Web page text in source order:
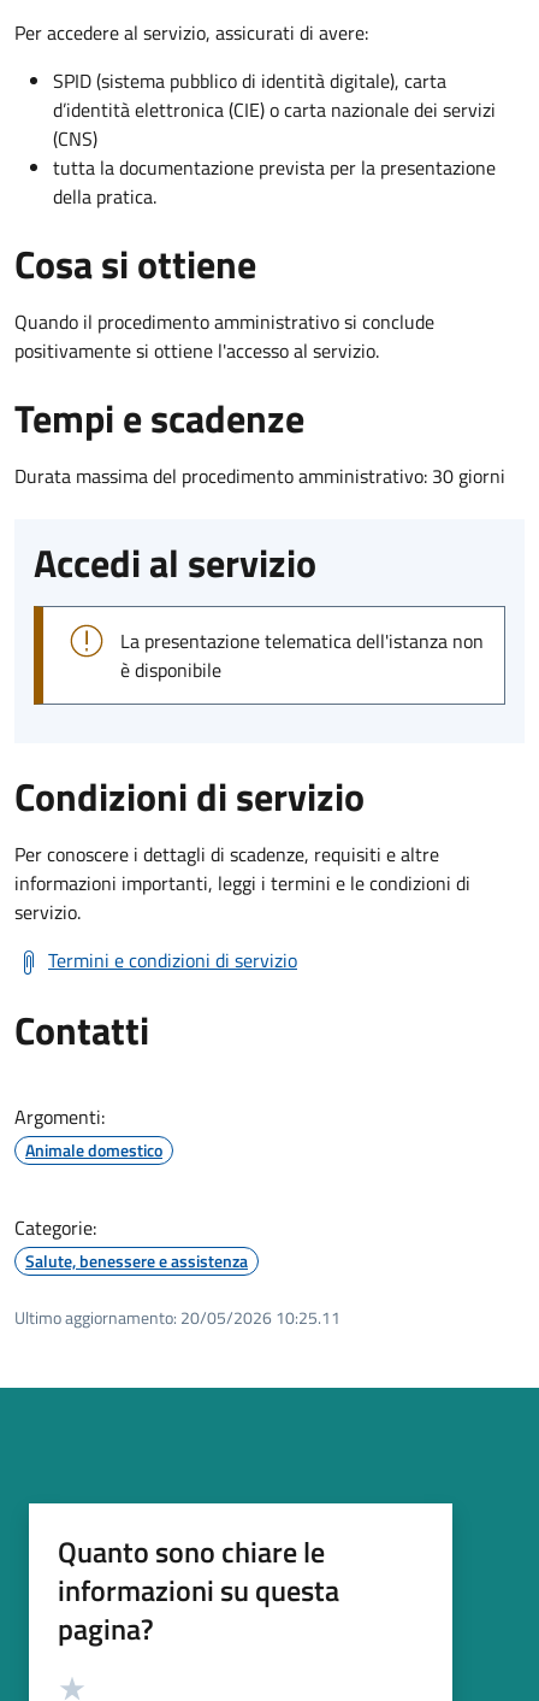
Per accedere al servizio, assicurati di avere:
SPID (sistema pubblico di identità digitale), carta
d’identità elettronica (CIE) o carta nazionale dei servizi
(CNS)
tutta la documentazione prevista per la presentazione
della pratica.
Cosa si ottiene
Quando il procedimento amministrativo si conclude
positivamente si ottiene l'accesso al servizio.
Tempi e scadenze
Durata massima del procedimento amministrativo: 30 giorni
Accedi al servizio
La presentazione telematica dell'istanza non
è disponibile
Condizioni di servizio
Per conoscere i dettagli di scadenze, requisiti e altre
informazioni importanti, leggi i termini e le condizioni di
servizio.
Termini e condizioni di servizio
Contatti
Argomenti:
Animale domestico
Categorie:
Salute, benessere e assistenza
Ultimo aggiornamento: 20/05/2026 10:25.11
Quanto sono chiare le
informazioni su questa
pagina?
Valutazione